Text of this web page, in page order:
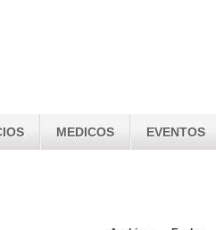
MEDICOS EVENTOS